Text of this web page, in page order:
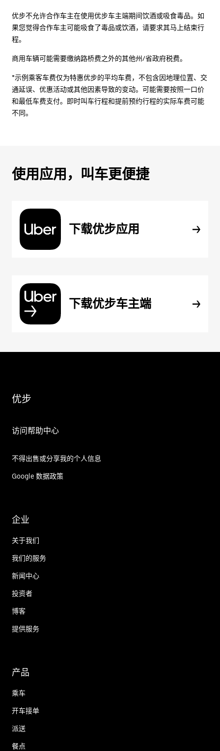
优步不允许合作车主在使用优步车主端期间饮酒或吸食毒品。如
果您觉得合作车主可能吸食了毒品或饮酒，请要求其马上结束行
程。
商用车辆可能需要缴纳路桥费之外的其他州/省政府税费。
*示例乘客车费仅为特惠优步的平均车费，不包含因地理位置、交
通延误、优惠活动或其他因素导致的变动。可能需要按照一口价
和最低车费支付。即时叫车行程和提前预约行程的实际车费可能
不同。
使用应用，叫车更便捷
下载优步应用
下载优步车主端
优步
访问帮助中心
不得出售或分享我的个人信息
Google 数据政策
企业
关于我们
我们的服务
新闻中心
投资者
博客
提供服务
产品
乘车
开车接单
派送
餐点